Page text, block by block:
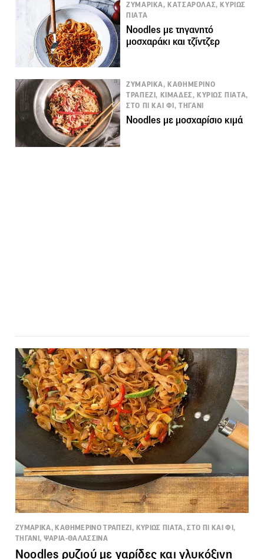
ΖΥΜΑΡΙΚΑ, ΚΑΤΣΑΡΟΛΑΣ, ΚΥΡΙΩΣ
ΠΙΑΤΑ
Noodles με τηγανητό
μοσχαράκι και τζίντζερ
ΖΥΜΑΡΙΚΑ, ΚΑΘΗΜΕΡΙΝΟ
ΤΡΑΠΕΖΙ, ΚΙΜΑΔΕΣ, ΚΥΡΙΩΣ ΠΙΑΤΑ,
ΣΤΟ ΠΙ ΚΑΙ ΦΙ, ΤΗΓΑΝΙ
Noodles με μοσχαρίσιο κιμά
ΖΥΜΑΡΙΚΑ, ΚΑΘΗΜΕΡΙΝΟ ΤΡΑΠΕΖΙ, ΚΥΡΙΩΣ ΠΙΑΤΑ, ΣΤΟ ΠΙ ΚΑΙ ΦΙ,
ΤΗΓΑΝΙ, ΨΑΡΙΑ-ΘΑΛΑΣΣΙΝΑ
Noodles ρυζιού με γαρίδες και γλυκόξινη